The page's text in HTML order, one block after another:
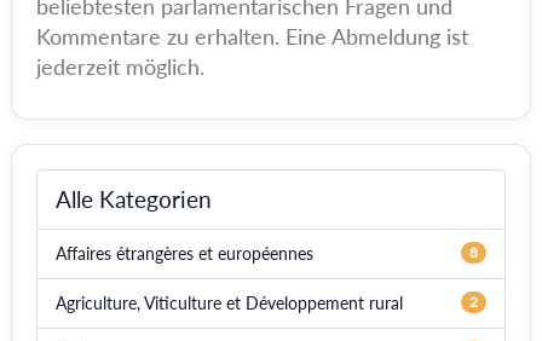
beliebtesten parlamentarischen Fragen und
Kommentare zu erhalten. Eine Abmeldung ist
jederzeit möglich.
Alle Kategorien
Affaires étrangères et européennes 8
Agriculture, Viticulture et Développement rural 2